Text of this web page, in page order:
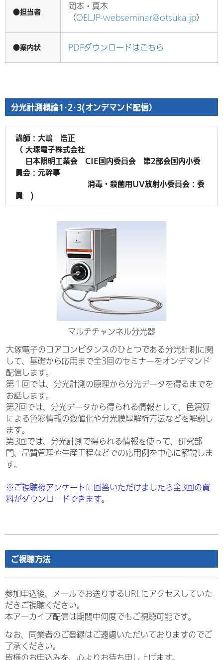
●担当者
岡本・真木
（OELJP-webseminar@otsuka.jp）
●案内状 PDFダウンロードはこちら
分光計測概論1･2･3(オンデマンド配信）
講師：大嶋 浩正
（ 大塚電子株式会社
日本照明工業会 CIE国内委員会 第2部会国内小委
員会：元幹事
消毒・殺菌用UV放射小委員会：委
員 )
マルチチャンネル分光器
大塚電子のコアコンピタンスのひとつである分光計測に関
して、基礎から応用まで全3回のセミナーをオンデマンド
配信します。
第１回では、分光計測の原理から分光データを得るまでを
お話します。
第2回では、分光データから得られる情報として、色演算
による色彩情報の数値化や分光膜厚解析方法などを解説し
ます。
第3回では、分光計測で得られる情報を使って、研究部
門、品質管理や生産工程などでの応用例を中心に解説しま
す。
※ご視聴後アンケートに回答いただけましたら全3回の資
料がダウンロードできます。
ご視聴方法
参加申込後、メールでお送りするURLにアクセスしていた
だきご視聴ください。
本アーカイブ配信は期間中何度でもご視聴可能です。
なお、同業者のご登録はご遠慮いただいておりますのでご
了承ください。